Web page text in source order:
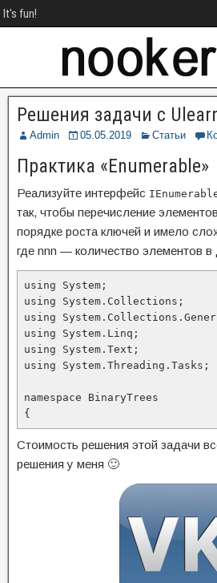
It's fun!
Решения задачи с
Admin 05.05.2019 Статьи
Практика «Enumerable»
Реализуйте интерфейс
так, чтобы перечисление
порядке роста ключей и имело
где nnn — количество элементов в
using System;
using System.Collections;
using
using System.Linq;
using System.Text;
using System.Threading.Tasks;
namespace BinaryTrees
{
Стоимость решения этой задачи
решения у меня 🙂